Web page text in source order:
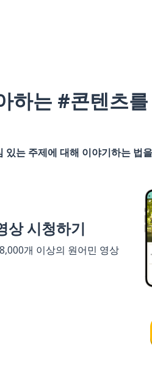
하는 #콘텐츠
있는 주제에 대해 이야기하는 법
상 시청하기
개 이상의 원어민 영상